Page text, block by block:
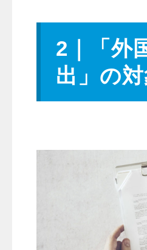
2｜「外
出」の